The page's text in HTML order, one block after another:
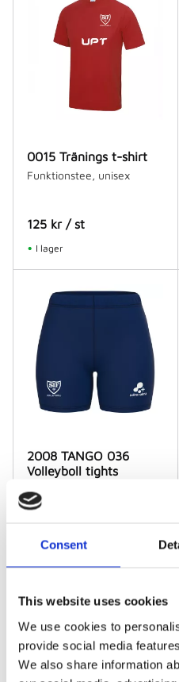
Consent
This website uses cookies
We use cookies to
provide social media
We also share information
0015 Tränings t-shirt
Funktionstee, unisex
125kr /st
I lager
2008 TANGO 036
Volleyboll tights
Volleybolltights med lite
längre benlängd, klassisk
"cykelbyx" längd.